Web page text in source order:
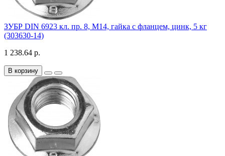
ЗУБР DIN 6923 кл. пр. 8, M14, гайка с фланцем, цинк, 5 кг
(303630-14)
1 238.64 р.
В корзину